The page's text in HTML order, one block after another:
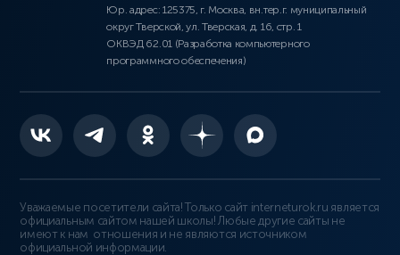
Юр. адрес: 125375, г. Москва, вн.тер.г. муниципальный
округ Тверской, ул. Тверская, д. 16, стр. 1
ОКВЭД 62.01 (Разработка компьютерного
программного обеспечения)
Уважаемые посетители сайта! Только сайт interneturok.ru является
официальным сайтом нашей школы! Любые другие сайты не
имеют к нам отношения и не являются источником
официальной информации.